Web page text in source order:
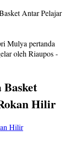
Antar Pelajar
Mulya pertanda
oleh Riaupos -
Hilir
Hilir